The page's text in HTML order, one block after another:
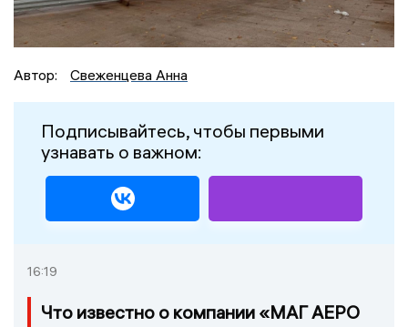
Автор: Свеженцева Анна
Подписывайтесь, чтобы первыми
узнавать о важном:
16:19
Что известно о компании «МАГ АЕРО